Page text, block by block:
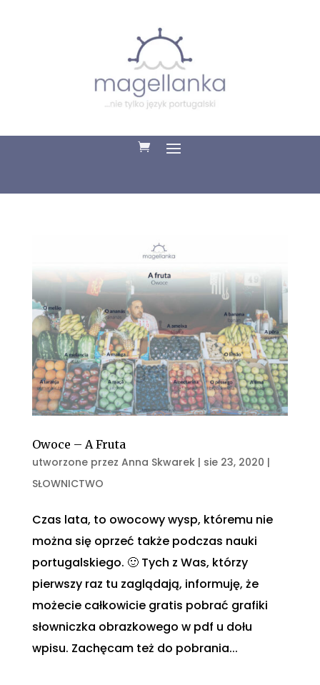
Owoce – A Fruta
utworzone przez Anna Skwarek| sie 23, 2020 |
SŁOWNICTWO
Czas lata, to owocowy wysp, któremu nie
można się oprzeć także podczas nauki
portugalskiego. 🙂 Tych z Was, którzy
pierwszy raz tu zaglądają, informuję, że
możecie całkowicie gratis pobrać grafiki
słowniczka obrazkowego w pdf u dołu
wpisu. Zachęcam też do pobrania...